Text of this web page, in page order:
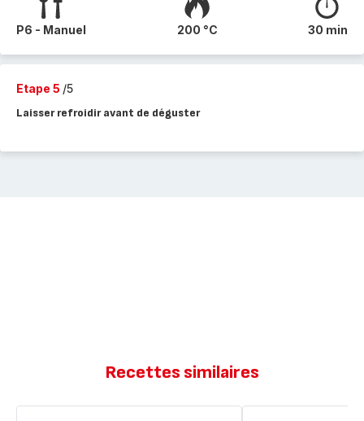
P6 - Manuel 200 °C 30 min
Etape 5 /5
Laisser refroidir avant de déguster
Recettes similaires